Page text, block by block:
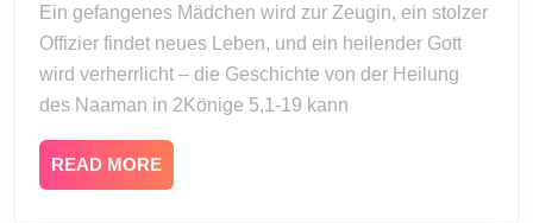
Ein gefangenes Mädchen wird zur Zeugin, ein stolzer
Offizier findet neues Leben, und ein heilender Gott
wird verherrlicht – die Geschichte von der Heilung
des Naaman in 2Könige 5,1-19 kann
READ MORE
MORE